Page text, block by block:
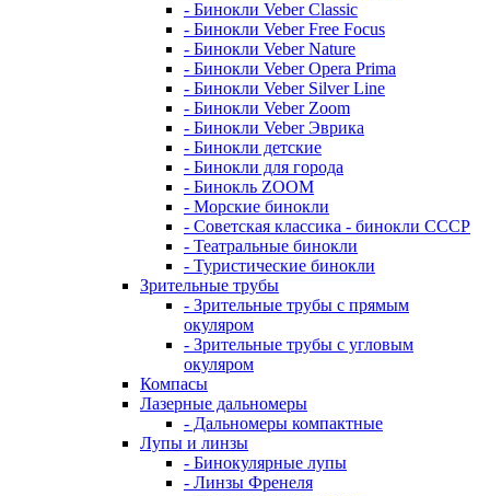
- Бинокли Veber Classic
- Бинокли Veber Free Focus
- Бинокли Veber Nature
- Бинокли Veber Opera Prima
- Бинокли Veber Silver Line
- Бинокли Veber Zoom
- Бинокли Veber Эврика
- Бинокли детские
- Бинокли для города
- Бинокль ZOOM
- Морские бинокли
- Советская классика - бинокли СССР
- Театральные бинокли
- Туристические бинокли
Зрительные трубы
- Зрительные трубы с прямым
окуляром
- Зрительные трубы с угловым
окуляром
Компасы
Лазерные дальномеры
- Дальномеры компактные
Лупы и линзы
- Бинокулярные лупы
- Линзы Френеля